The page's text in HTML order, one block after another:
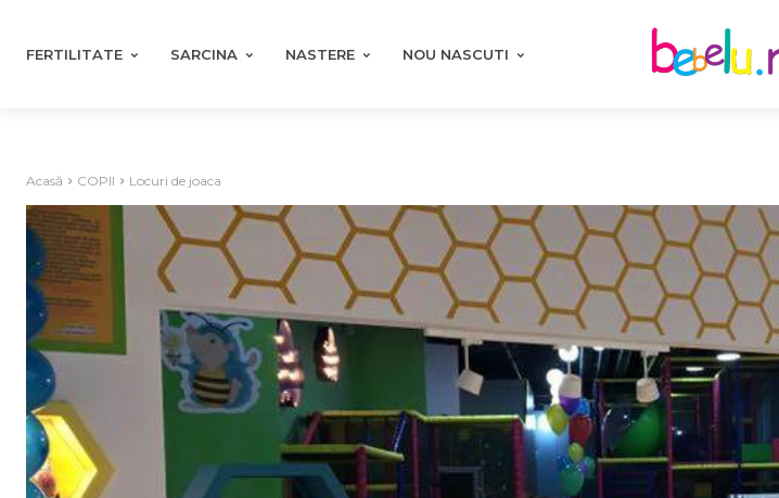
FERTILITATE SARCINA NASTERE NOU NASCUTI
Acasă COPII Locuri de joaca